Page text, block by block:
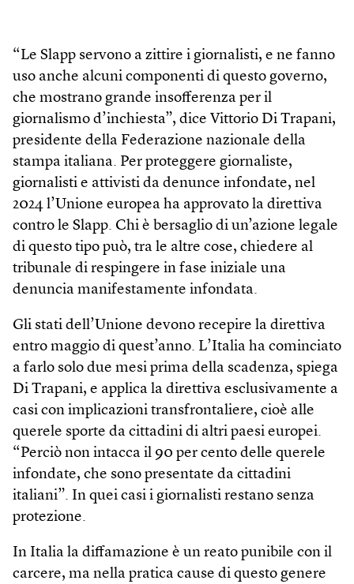
“Le Slapp servono a zittire i giornalisti, e ne fanno
uso anche alcuni componenti di questo governo,
che mostrano grande insofferenza per il
giornalismo d’inchiesta”, dice Vittorio Di Trapani,
presidente della Federazione nazionale della
stampa italiana. Per proteggere giornaliste,
giornalisti e attivisti da denunce infondate, nel
2024 l’Unione europea ha approvato la direttiva
contro le Slapp. Chi è bersaglio di un’azione legale
di questo tipo può, tra le altre cose, chiedere al
tribunale di respingere in fase iniziale una
denuncia manifestamente infondata.
Gli stati dell’Unione devono recepire la direttiva
entro maggio di quest’anno. L’Italia ha cominciato
a farlo solo due mesi prima della scadenza, spiega
Di Trapani, e applica la direttiva esclusivamente a
casi con implicazioni transfrontaliere, cioè alle
querele sporte da cittadini di altri paesi europei.
“Perciò non intacca il 90 per cento delle querele
infondate, che sono presentate da cittadini
italiani”. In quei casi i giornalisti restano senza
protezione.
In Italia la diffamazione è un reato punibile con il
carcere, ma nella pratica cause di questo genere